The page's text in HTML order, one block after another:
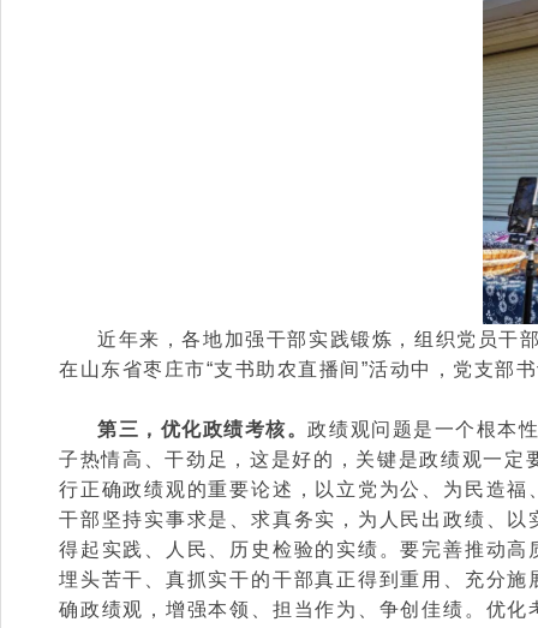
近年来，各地加强干部实践锻炼，组织党员干
在山东省枣庄市“支书助农直播间”活动中，党支部
第三，优化政绩考核。政绩观问题是一个根本
子热情高、干劲足，这是好的，关键是政绩观一
行正确政绩观的重要论述，以立党为公、为民造
干部坚持实事求是、求真务实，为人民出政绩、
得起实践、人民、历史检验的实绩。要完善推动
埋头苦干、真抓实干的干部真正得到重用、充分
确政绩观，增强本领、担当作为、争创佳绩。优